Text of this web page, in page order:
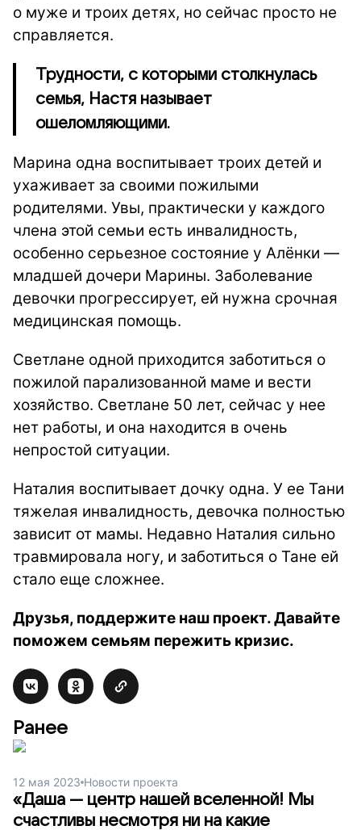
о муже и троих детях, но сейчас просто не
справляется.
Трудности, с которыми столкнулась
семья, Настя называет
ошеломляющими.
Марина одна воспитывает троих детей и
ухаживает за своими пожилыми
родителями. Увы, практически у каждого
члена этой семьи есть инвалидность,
особенно серьезное состояние у Алёнки —
младшей дочери Марины. Заболевание
девочки прогрессирует, ей нужна срочная
медицинская помощь.
Светлане одной приходится заботиться о
пожилой парализованной маме и вести
хозяйство. Светлане 50 лет, сейчас у нее
нет работы, и она находится в очень
непростой ситуации.
Наталия воспитывает дочку одна. У ее Тани
тяжелая инвалидность, девочка полностью
зависит от мамы. Недавно Наталия сильно
травмировала ногу, и заботиться о Тане ей
стало еще сложнее.
Друзья, поддержите наш проект. Давайте
поможем семьям пережить кризис.
Ранее
12 мая 2023 Новости проекта
«Даша — центр нашей вселенной! Мы
счастливы несмотря ни на какие